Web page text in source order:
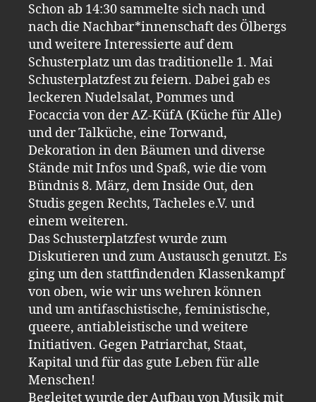
Schon ab 14:30 sammelte sich nach und
nach die Nachbar*innenschaft des Ölbergs
und weitere Interessierte auf dem
Schusterplatz um das traditionelle 1. Mai
Schusterplatzfest zu feiern. Dabei gab es
leckeren Nudelsalat, Pommes und
Focaccia von der AZ-KüfA (Küche für Alle)
und der Talküche, eine Torwand,
Dekoration in den Bäumen und diverse
Stände mit Infos und Spaß, wie die vom
Bündnis 8. März, dem Inside Out, den
Studis gegen Rechts, Tacheles e.V. und
einem weiteren.
Das Schusterplatzfest wurde zum
Diskutieren und zum Austausch genutzt. Es
ging um den stattfindenden Klassenkampf
von oben, wie wir uns wehren können
und um antifaschistische, feministische,
queere, antiableistische und weitere
Initiativen. Gegen Patriarchat, Staat,
Kapital und für das gute Leben für alle
Menschen!
Begleitet wurde der Aufbau von Musik mit